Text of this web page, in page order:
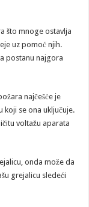
što mnoge ostavlja
uz pomoć njih.
postanu najgora
najčešće je
se ona uključuje.
voltažu aparata
onda može da
grejalicu sledeći